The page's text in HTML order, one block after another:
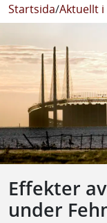
Startsida/Aktuellt
Effekter
under